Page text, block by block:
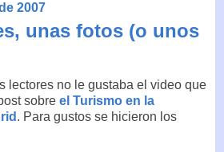
2007
unas fotos (o unos
lectores no le gustaba el video que
sobre el Turismo en la
. Para gustos se hicieron los